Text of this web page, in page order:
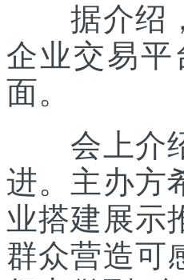
据介绍，
企业交易
面。
会上介绍
进。主办方
业搭建展示
群众营造可